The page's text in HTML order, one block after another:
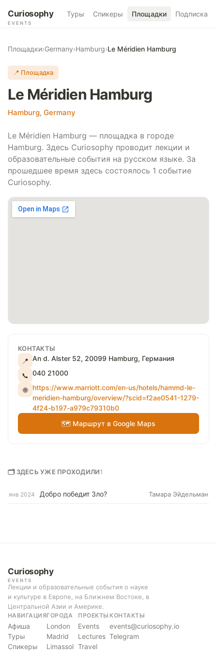
Curiosophy
EVENTS
Туры Спикеры Площадки Подписка
Площадки›Germany›Hamburg›Le Méridien Hamburg
📍 Площадка
Le Méridien Hamburg
Hamburg, Germany
Le Méridien Hamburg — площадка в городе
Hamburg. Здесь Curiosophy проводит лекции и
образовательные события на русском языке. За
прошедшее время здесь состоялось 1 событие
Curiosophy.
КОНТАКТЫ
📍 An d. Alster 52, 20099 Hamburg, Германия
📞 040 21000
🌐
https://www.marriott.com/en-us/hotels/hammd-le-
meridien-hamburg/overview/?scid=f2ae0541-1279-
4f24-b197-a979c79310b0
🗺 Маршрут в Google Maps
🗂 ЗДЕСЬ УЖЕ ПРОХОДИЛИ1
янв 2024 Добро победит Зло? Тамара Эйдельман
Curiosophy
EVENTS
Лекции и образовательные события о науке
и культуре в Европе, на Ближнем Востоке, в
Центральной Азии и Америке.
НАВИГАЦИЯ
Афиша
Туры
Спикеры
ГОРОДА
London
Madrid
Limassol
ПРОЕКТЫ
Events
Lectures
Travel
КОНТАКТЫ
events@curiosophy.io
Telegram